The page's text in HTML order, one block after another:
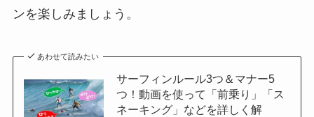
ンを楽しみましょう。
あわせて読みたい
サーフィンルール3つ＆マナー5
つ！動画を使って「前乗り」「ス
ネーキング」などを詳しく解